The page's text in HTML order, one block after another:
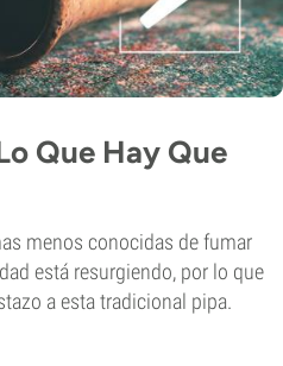
Que Hay Que
menos conocidas de fumar
está resurgiendo, por lo que
a esta tradicional pipa.